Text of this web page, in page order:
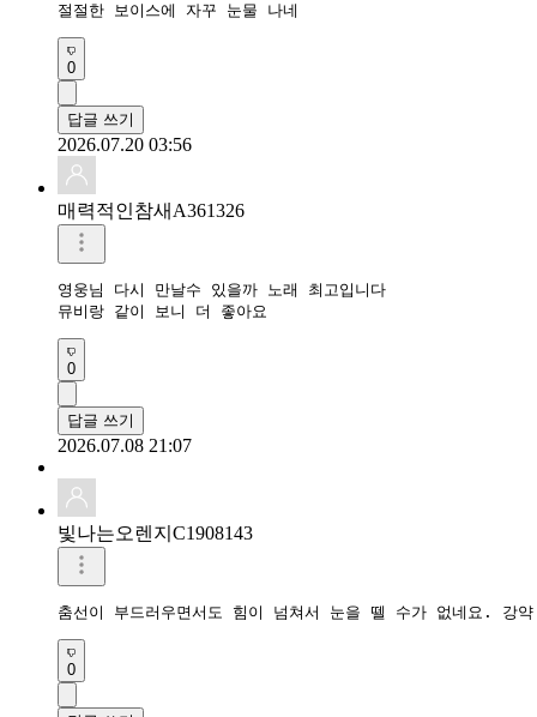
절절한 보이스에 자꾸 눈물 나네
0
답글 쓰기
2026.07.20 03:56
매력적인참새A361326
영웅님 다시 만날수 있을까 노래 최고입니다
뮤비랑 같이 보니 더 좋아요
0
답글 쓰기
2026.07.08 21:07
빛나는오렌지C1908143
0